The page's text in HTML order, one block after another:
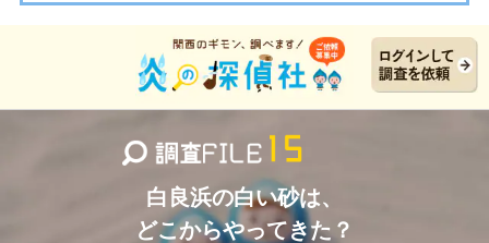
白良浜の白い砂は、
どこからやってきた？